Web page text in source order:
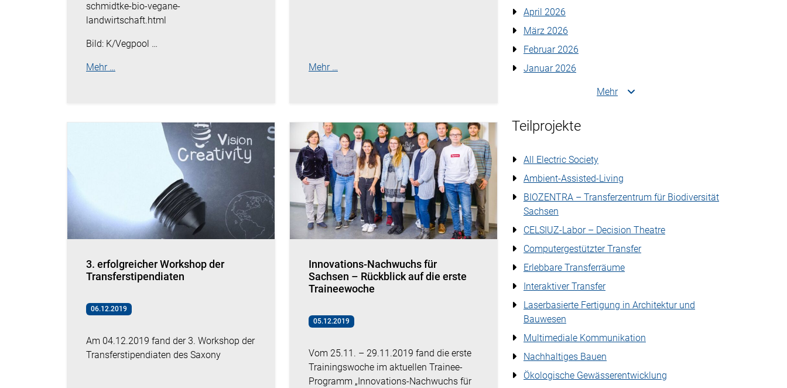
schmidtke-bio-vegane-
landwirtschaft.html
Bild: K/Vegpool …
Mehr … Mehr …
3. erfolgreicher Workshop der
Transferstipendiaten
06.12.2019
Am 04.12.2019 fand der 3. Workshop der
Transferstipendiaten des Saxony
Innovations-Nachwuchs für
Sachsen – Rückblick auf die erste
Traineewoche
05.12.2019
Vom 25.11. – 29.11.2019 fand die erste
Trainingswoche im aktuellen Trainee-
Programm „Innovations-Nachwuchs für
April 2026
März 2026
Februar 2026
Januar 2026
Mehr
Teilprojekte
All Electric Society
Ambient-Assisted-Living
BIOZENTRA – Transferzentrum für Biodiversität
Sachsen
CELSIUZ-Labor – Decision Theatre
Computergestützter Transfer
Erlebbare Transferräume
Interaktiver Transfer
Laserbasierte Fertigung in Architektur und
Bauwesen
Multimediale Kommunikation
Nachhaltiges Bauen
Ökologische Gewässerentwicklung